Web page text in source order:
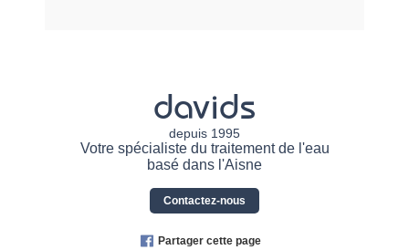
davids
depuis 1995
Votre spécialiste du traitement de l'eau
basé dans l'Aisne
Contactez-nous
Partager cette page